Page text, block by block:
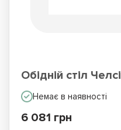
Обідній стіл Челсі
Немає в наявності
6 081 грн